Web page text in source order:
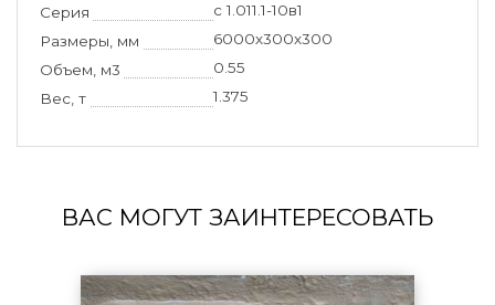
Серия
с 1.011.1-10в1
Размеры, мм
6000х300х300
Объем, м3
0.55
Вес, т
1.375
ВАС МОГУТ ЗАИНТЕРЕСОВАТЬ